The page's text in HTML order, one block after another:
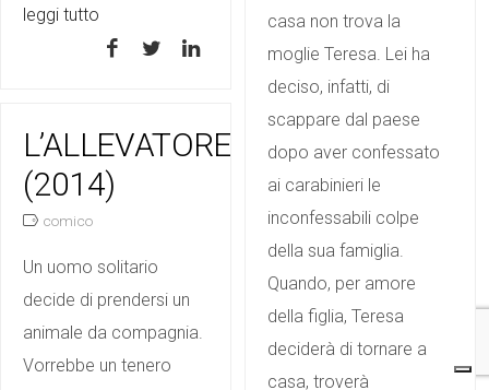
leggi tutto
casa non trova la
moglie Teresa. Lei ha
deciso, infatti, di
scappare dal paese
dopo aver confessato
ai carabinieri le
inconfessabili colpe
della sua famiglia.
Quando, per amore
della figlia, Teresa
deciderà di tornare a
casa, troverà
L’ALLEVATORE
(2014)
comico
Un uomo solitario
decide di prendersi un
animale da compagnia.
Vorrebbe un tenero